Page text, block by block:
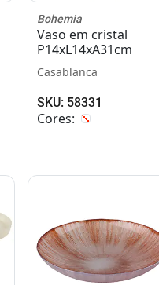
Bohemia
Vaso em cristal
P14xL14xA31cm
Casablanca
SKU: 58331
Cores: